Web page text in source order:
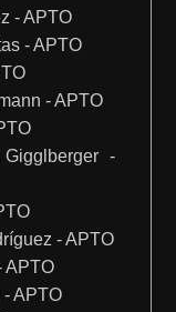
- APTO
- APTO
- APTO
-
- APTO
APTO
- APTO